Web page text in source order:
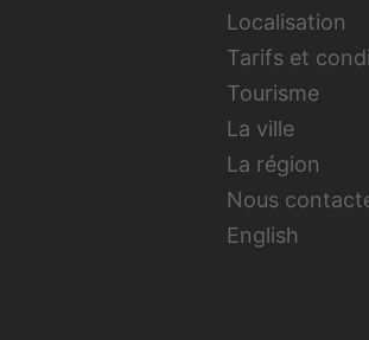
Localisation
Tarifs et
Tourisme
La ville
La région
Nous
English